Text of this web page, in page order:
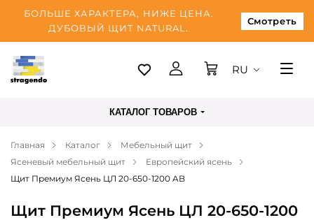
БОЛЬШЕ ХАРАКТЕРА, НИЖЕ ЦЕНА.
ДУБОВЫЙ ЩИТ NATURAL.
Смотреть
Таллинн
Оплата
О нас
Блог
RU
КАТАЛОГ ТОВАРОВ
Главная Каталог
Мебельный щит
Ясеневый мебельный щит
Европейский ясень
Щит Премиум Ясень ЦЛ 20-650-1200 AB
Щит Премиум Ясень ЦЛ 20-650-1200